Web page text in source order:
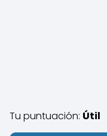
Tu puntuación: Útil